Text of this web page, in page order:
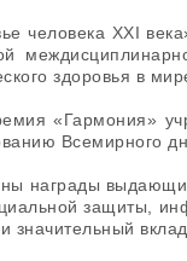
человека XXI
здоровья в
«Гармония»
Всемирного
награды
защиты,
значительный